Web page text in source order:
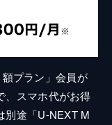
プラン」会員が
、スマホ代がお得
別途「U-NEXT M